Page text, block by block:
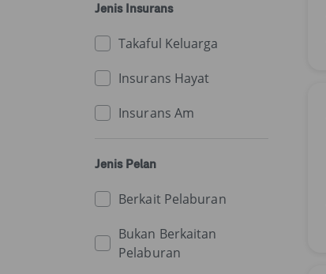
Jenis Insurans
Takaful Keluarga
Insurans Hayat
Insurans Am
Jenis Pelan
Berkait Pelaburan
Bukan Berkaitan
Pelaburan